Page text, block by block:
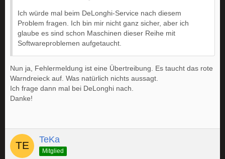
Ich würde mal beim DeLonghi-Service nach diesem
Problem fragen. Ich bin mir nicht ganz sicher, aber ich
glaube es sind schon Maschinen dieser Reihe mit
Softwareproblemen aufgetaucht.
Nun ja, Fehlermeldung ist eine Übertreibung. Es taucht das rote
Warndreieck auf. Was natürlich nichts aussagt.
Ich frage dann mal bei DeLonghi nach.
Danke!
TeKa
Mitglied